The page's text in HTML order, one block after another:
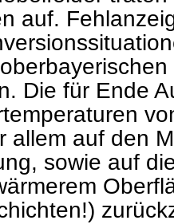
auf.
Die für Ende
allem auf den
sowie auf